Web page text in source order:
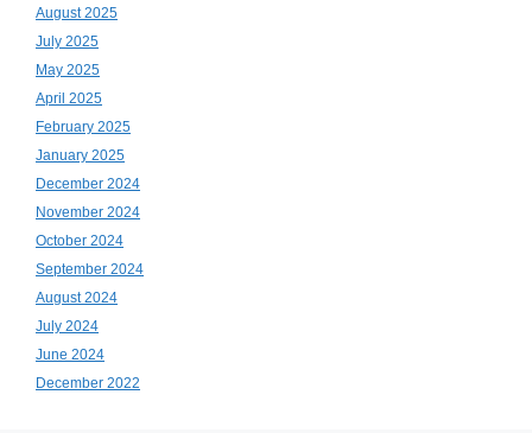
August 2025
July 2025
May 2025
April 2025
February 2025
January 2025
December 2024
November 2024
October 2024
September 2024
August 2024
July 2024
June 2024
December 2022